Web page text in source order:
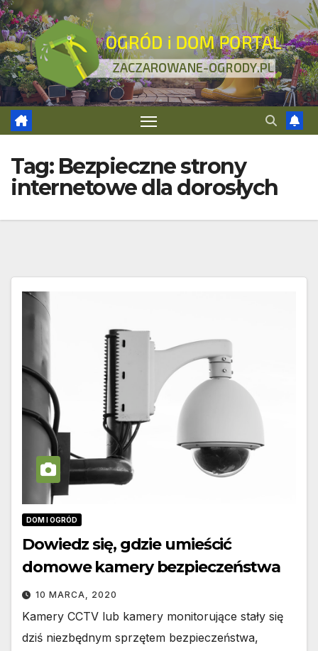
Skip
to
content
Tag: Bezpieczne strony
internetowe dla dorosłych
DOM I OGRÓD
Dowiedz się, gdzie umieścić
domowe kamery bezpieczeństwa
10 MARCA, 2020
Kamery CCTV lub kamery monitorujące stały się
dziś niezbędnym sprzętem bezpieczeństwa,